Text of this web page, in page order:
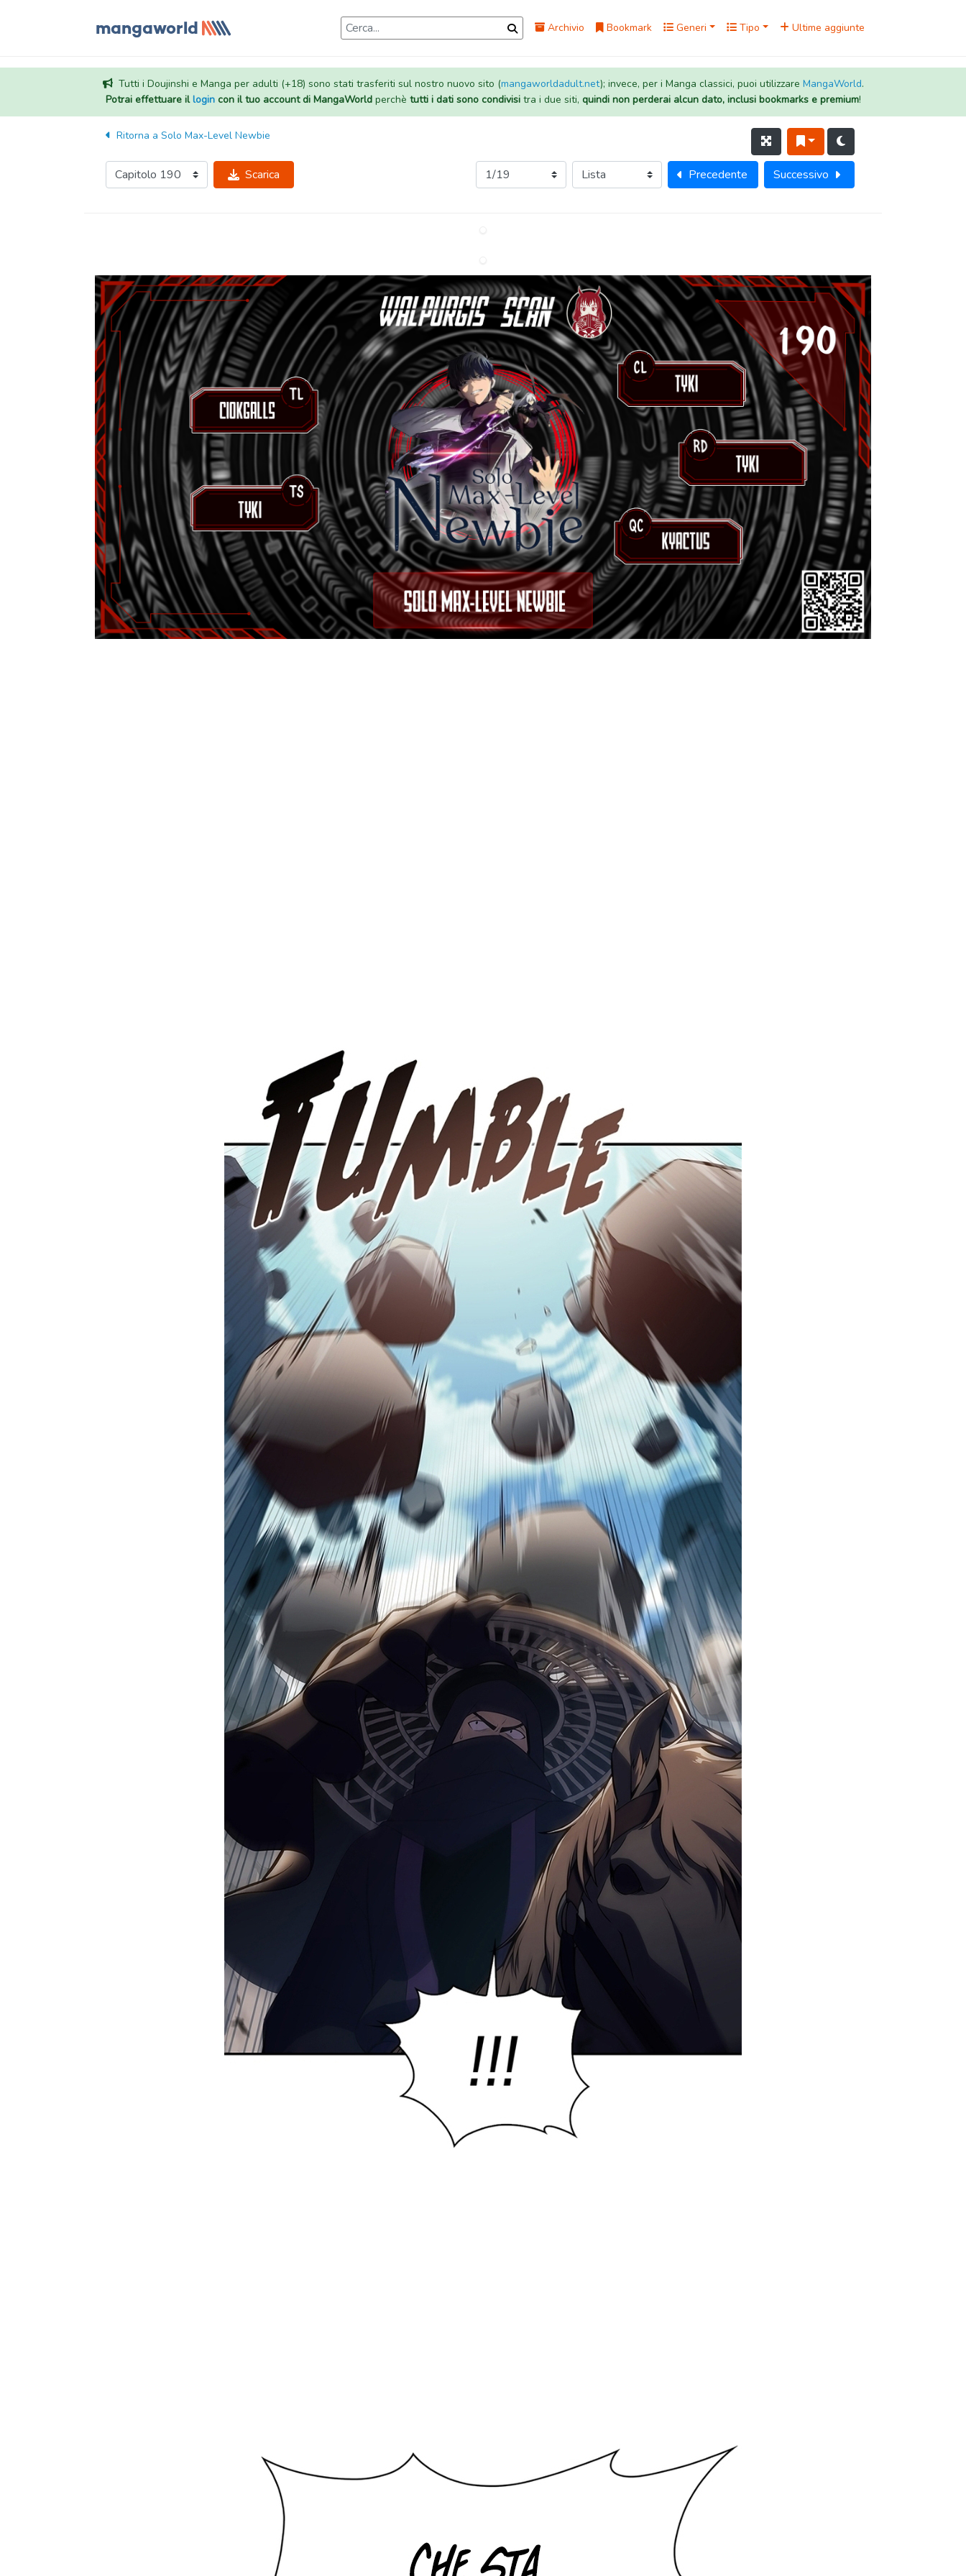
Archivio Bookmark Generi Tipo Ultime aggiunte
Tutti i Doujinshi e Manga per adulti (+18) sono stati trasferiti sul nostro nuovo sito (mangaworldadult.net); invece, per i Manga classici, puoi utilizzare MangaWorld.
Potrai effettuare illogincon il tuo account di MangaWorldperchè tutti i dati sono condivisitra i due siti, quindi non perderai alcun dato, inclusi bookmarks e premium!
Ritorna a Solo Max-Level Newbie
Scarica Precedente Successivo